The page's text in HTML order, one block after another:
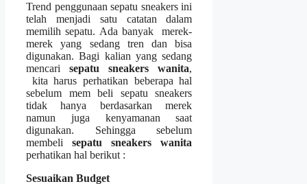
Trend penggunaan sepatu sneakers ini
telah menjadi satu catatan dalam
memilih sepatu. Ada banyak merek-
merek yang sedang tren dan bisa
digunakan. Bagi kalian yang sedang
mencarisepatu sneakers wanita,
kita harus perhatikan beberapa hal
sebelum mem beli sepatu sneakers
tidak hanya berdasarkan merek
namun juga kenyamanan saat
digunakan. Sehingga sebelum
membelisepatu sneakers wanita
perhatikan hal berikut :
Sesuaikan Budget